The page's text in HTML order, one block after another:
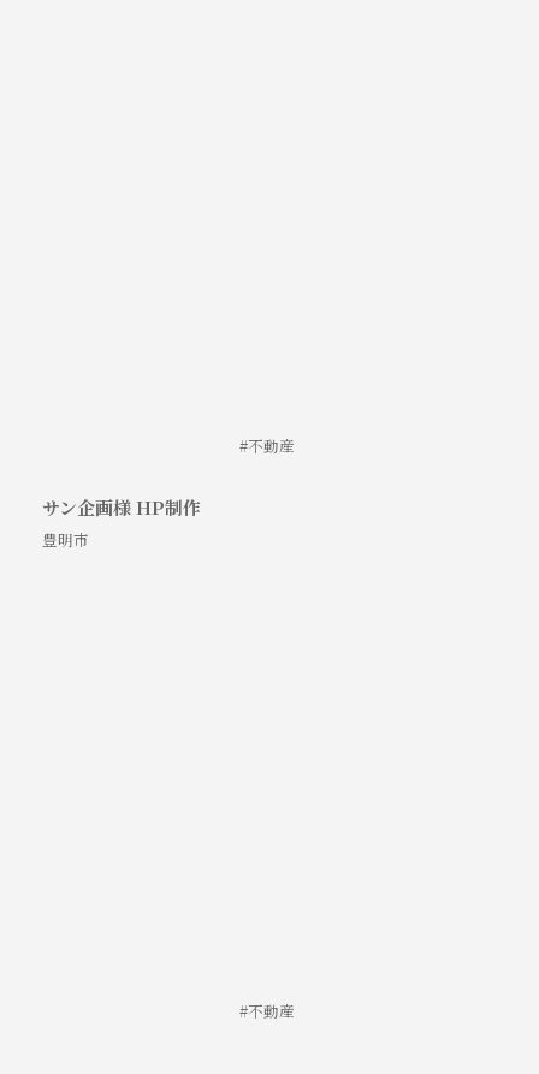
不動産
サン企画様 HP制作
豊明市
不動産